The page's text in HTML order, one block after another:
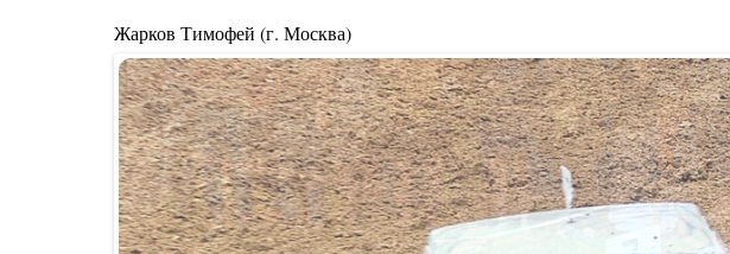
Жарков Тимофей (г. Москва)